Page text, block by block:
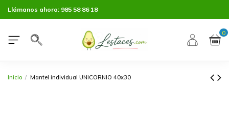
Llámanos ahora: 985 58 86 18
0
Inicio Mantel individual UNICORNIO 40x30